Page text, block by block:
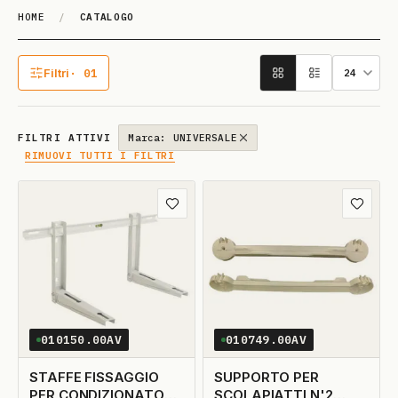
HOME / CATALOGO
Catalogo
Filtri · 01
1 filtro attivo
FILTRI ATTIVI
Marca: UNIVERSALE
RIMUOVI TUTTI I FILTRI
Aggiungi ai preferiti
010150.00AV
STAFFE FISSAGGIO
010749.00AV
SUPPORTO PER